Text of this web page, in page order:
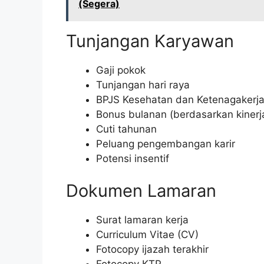
(Segera)
Tunjangan Karyawan
Gaji pokok
Tunjangan hari raya
BPJS Kesehatan dan
Bonus bulanan (berdasarkan
Cuti tahunan
Peluang pengembangan karir
Potensi insentif
Dokumen Lamaran
Surat lamaran kerja
Curriculum Vitae (CV)
Fotocopy ijazah terakhir